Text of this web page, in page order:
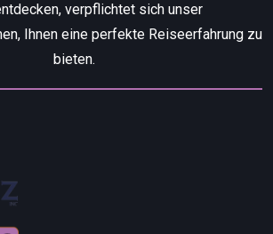
verpflichtet sich unser
Ihnen eine perfekte Reiseerfahrung zu
bieten.